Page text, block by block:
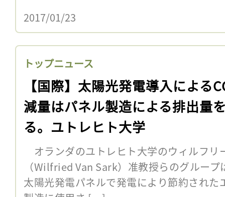
2017/01/23
トップニュース
【国際】太陽光発電導入による
減量はパネル製造による排出量
る。ユトレヒト大学
オランダのユトレヒト大学のウィルフリ
（Wilfried Van Sark）准教授らのグルー
太陽光発電パネルで発電により節約され